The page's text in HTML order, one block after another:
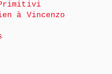
Primitivi
à Vincenzo